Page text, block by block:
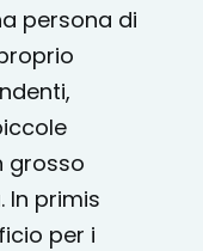
persona di
grosso
In primis
per i